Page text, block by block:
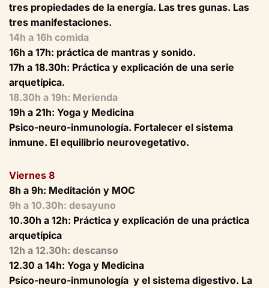
tres propiedades de la energía. Las tres gunas. Las
tres manifestaciones.
14h a 16h comida
16h a 17h: práctica de mantras y sonido.
17h a 18.30h: Práctica y explicación de una serie
arquetípica.
18.30h a 19h: Merienda
19h a 21h: Yoga y Medicina
Psico-neuro-inmunología. Fortalecer el sistema
inmune. El equilibrio neurovegetativo.
Viernes 8
8h a 9h: Meditación y MOC
9h a 10.30h: desayuno
10.30h a 12h: Práctica y explicación de una práctica
arquetípica
12h a 12.30h: descanso
12.30 a 14h: Yoga y Medicina
Psíco-neuro-inmunología y el sistema digestivo. La